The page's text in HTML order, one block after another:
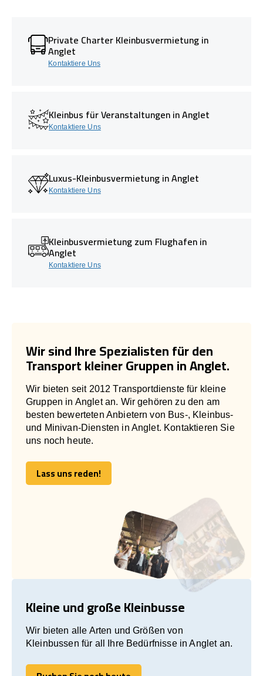
Private Charter Kleinbusvermietung in
Anglet
Kontaktiere Uns
Kleinbus für Veranstaltungen in Anglet
Kontaktiere Uns
Luxus-Kleinbusvermietung in Anglet
Kontaktiere Uns
Kleinbusvermietung zum Flughafen in
Anglet
Kontaktiere Uns
Wir sind Ihre Spezialisten für den
Transport kleiner Gruppen in Anglet.
Wir bieten seit 2012 Transportdienste für kleine
Gruppen in Anglet an. Wir gehören zu den am
besten bewerteten Anbietern von Bus-, Kleinbus-
und Minivan-Diensten in Anglet. Kontaktieren Sie
uns noch heute.
Lass uns reden!
Lass uns reden!
Kleine und große Kleinbusse
Wir bieten alle Arten und Größen von
Kleinbussen für all Ihre Bedürfnisse in Anglet an.